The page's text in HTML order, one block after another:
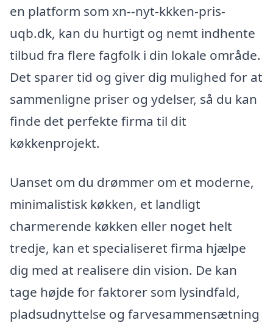
en platform som xn--nyt-kkken-pris-
uqb.dk, kan du hurtigt og nemt indhente
tilbud fra flere fagfolk i din lokale område.
Det sparer tid og giver dig mulighed for at
sammenligne priser og ydelser, så du kan
finde det perfekte firma til dit
køkkenprojekt.
Uanset om du drømmer om et moderne,
minimalistisk køkken, et landligt
charmerende køkken eller noget helt
tredje, kan et specialiseret firma hjælpe
dig med at realisere din vision. De kan
tage højde for faktorer som lysindfald,
pladsudnyttelse og farvesammensætning